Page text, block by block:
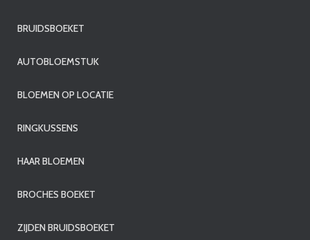
BRUIDSBOEKET
AUTOBLOEMSTUK
BLOEMEN OP LOCATIE
RINGKUSSENS
HAAR BLOEMEN
BROCHES BOEKET
ZIJDEN BRUIDSBOEKET